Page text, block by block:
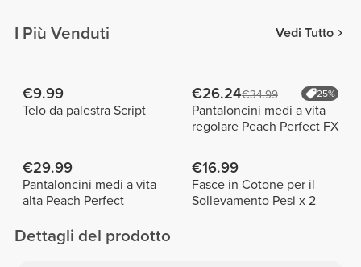
I Più Venduti Vedi Tutto
€9.99
Telo da palestra Script
€26.24€34.99 25%
Pantaloncini medi a vita
regolare Peach Perfect FX
€29.99
Pantaloncini medi a vita
alta Peach Perfect
€16.99
Fasce in Cotone per il
Sollevamento Pesi x 2
Dettagli del prodotto